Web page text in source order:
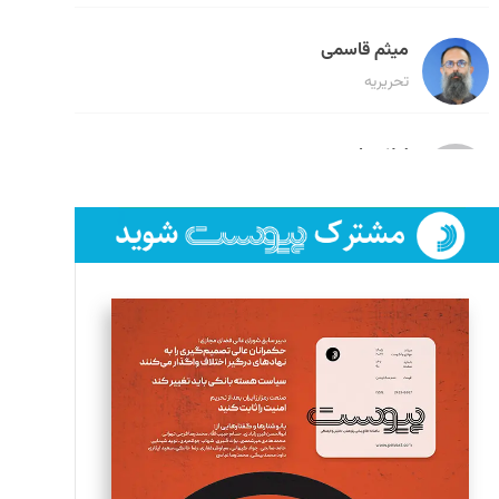
میثم قاسمی
تحریریه
لیلا حنارود
فائزه فتحی رستمی
تحریریه
سروش کرمیان
تحریریه
مینا پاکدل